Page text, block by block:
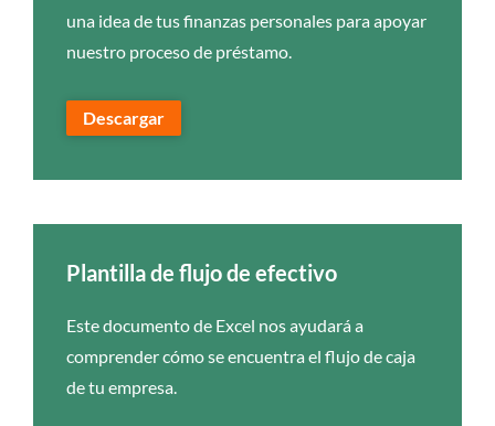
una idea de tus finanzas personales para apoyar
nuestro proceso de préstamo.
Descargar
Plantilla de flujo de efectivo
Este documento de Excel nos ayudará a
comprender cómo se encuentra el flujo de caja
de tu empresa.